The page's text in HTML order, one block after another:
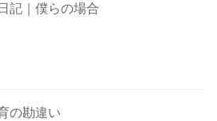
記｜僕らの場合
の勘違い